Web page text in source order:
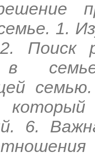
1.
Поиск
в
6.